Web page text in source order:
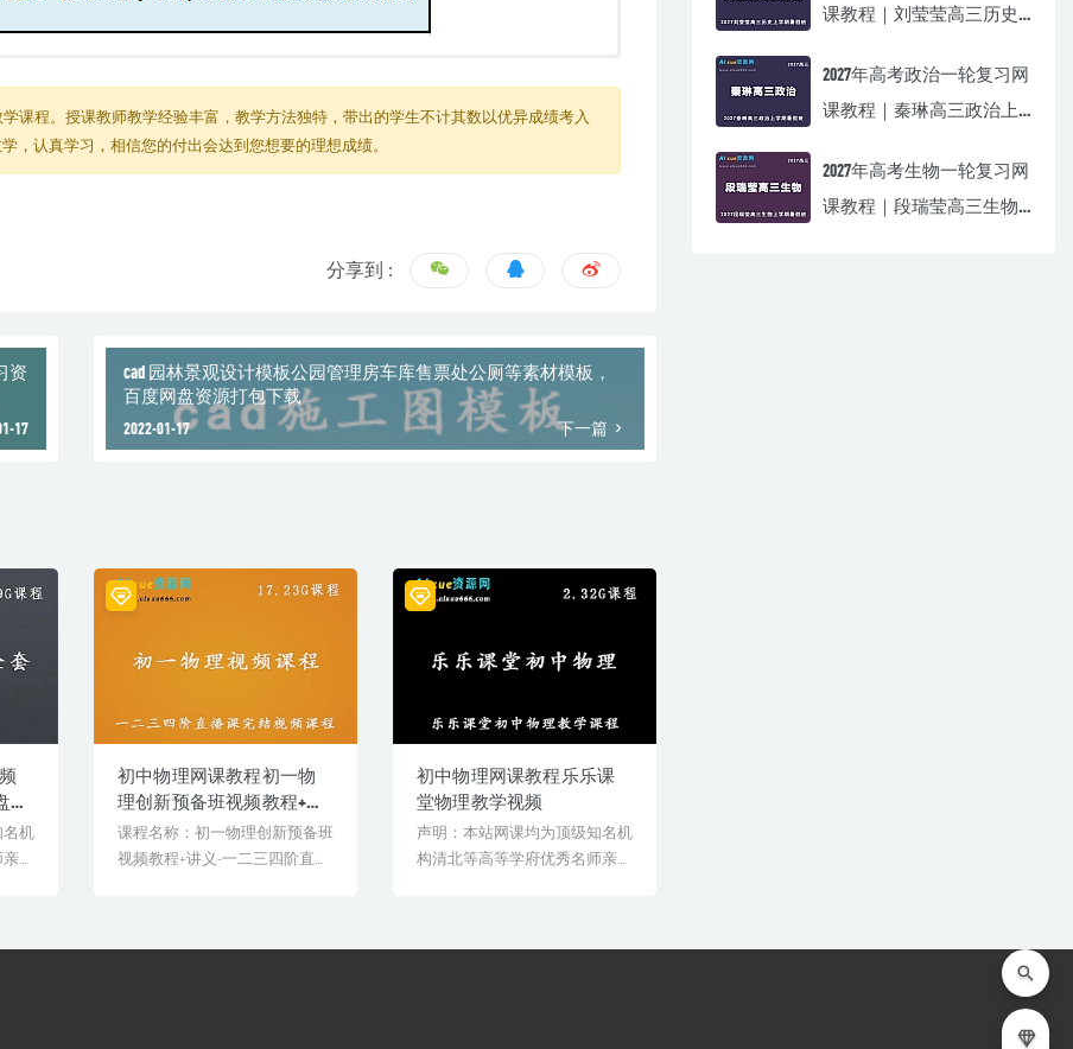
课程。授课教师教学经验丰富，教学方法独特，带出的学生不计其数以优异成绩考入
，认真学习，相信您的付出会达到您想要的理想成绩。
分享到 :
资
17
cad 园林景观设计模板公园管理房车库售票处公厕等素材模板，
百度网盘资源打包下载
2022-01-17 下一篇
资
名机
授
初中物理网课教程初一物
理创新预备班视频教程+讲
义-一二三四阶直播课完结
课程名称：初一物理创新预备班
视频教程+讲义-一二三四阶直播
初中物理网课教程乐乐课
堂物理教学视频
声明：本站网课均为顶级知名机
构清北等高等学府优秀名师亲授
课教程｜刘莹莹高三历史
2027年高考政治一轮复习网
课教程｜秦琳高三政治上
2027年高考生物一轮复习网
课教程｜段瑞莹高三生物